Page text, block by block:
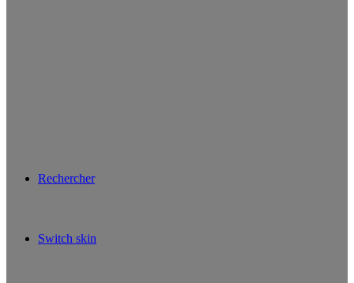
Rechercher
Switch skin